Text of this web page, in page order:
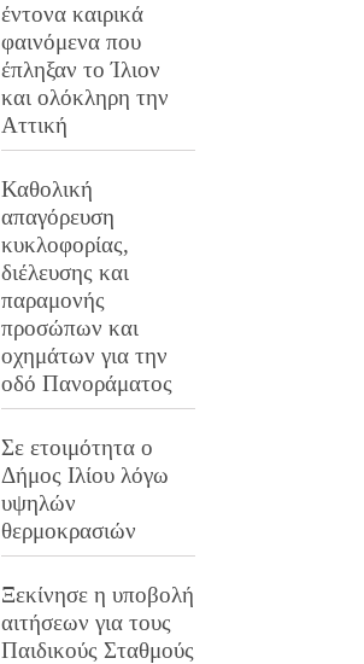
έντονα καιρικά
φαινόμενα που
έπληξαν το Ίλιον
και ολόκληρη την
Αττική
Καθολική
απαγόρευση
κυκλοφορίας,
διέλευσης και
παραμονής
προσώπων και
οχημάτων για την
οδό Πανοράματος
Σε ετοιμότητα ο
Δήμος Ιλίου λόγω
υψηλών
θερμοκρασιών
Ξεκίνησε η υποβολή
αιτήσεων για τους
Παιδικούς Σταθμούς